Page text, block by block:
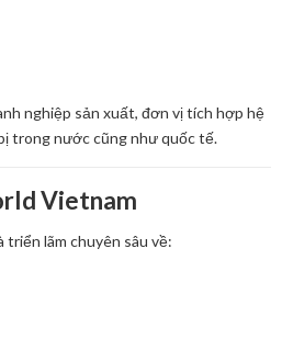
nghiệp sản xuất, đơn vị tích hợp hệ
trong nước cũng như quốc tế.
Vietnam
lãm chuyên sâu về: